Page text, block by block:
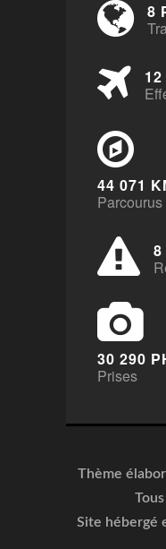
8
12
44 071
8
30 290
Prises
Thème
Site hébergé